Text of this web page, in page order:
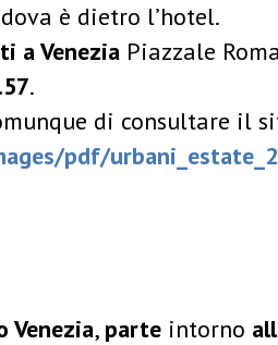
è dietro l’hotel.
a Venezia Piazzale
.
di consultare il
pdf/
Venezia, parte intorno